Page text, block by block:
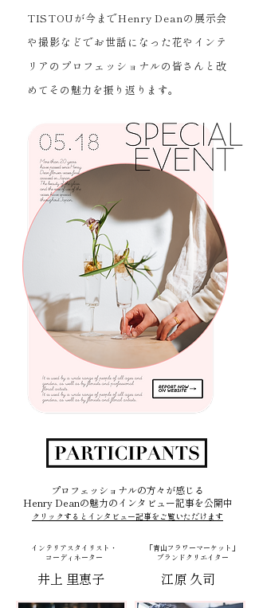
TISTOUが今までHenry Deanの展示会
や撮影などでお世話になった花やインテ
リアのプロフェッショナルの皆さんと改
めてその魅力を振り返ります。
プロフェッショナルの方々が感じる
Henry Deanの魅力のインタビュー記事を公開中
クリックするとインタビュー記事をご覧いただけます
インテリアスタイリスト・
コーディネーター
井上 里恵子
「青山フラワーマーケット」
ブランドクリエイター
江原 久司